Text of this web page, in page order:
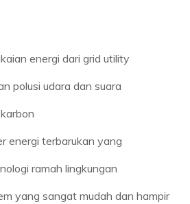
energi dari grid utility
polusi udara dan suara
energi terbarukan yang
ramah lingkungan
yang sangat mudah dan hampir